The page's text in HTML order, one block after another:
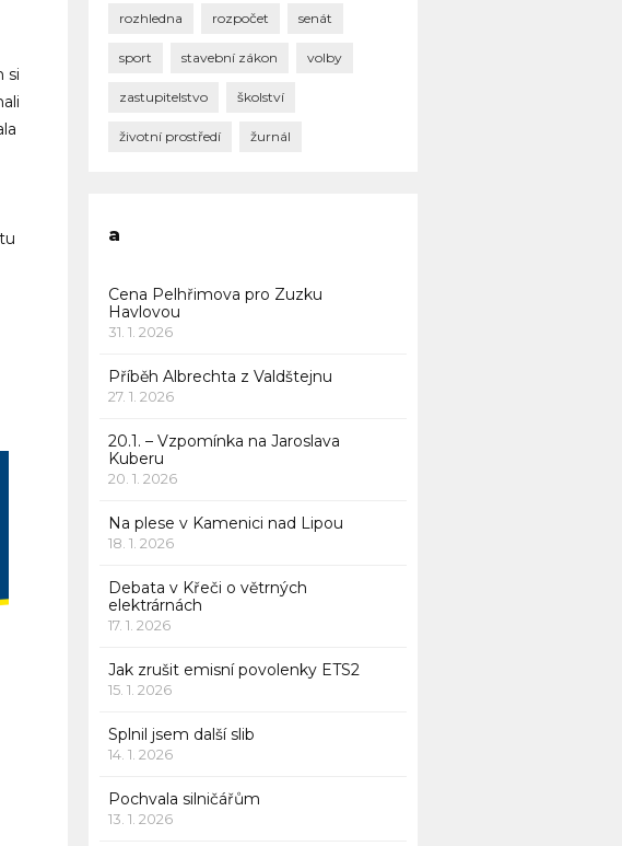
si
rozhledna rozpočet senát
sport stavební zákon volby
zastupitelstvo školství
životní prostředí žurnál
a
Cena Pelhřimova pro Zuzku
Havlovou
31. 1. 2026
Příběh Albrechta z Valdštejnu
27. 1. 2026
20.1. – Vzpomínka na Jaroslava
Kuberu
20. 1. 2026
Na plese v Kamenici nad Lipou
18. 1. 2026
Debata v Křeči o větrných
elektrárnách
17. 1. 2026
Jak zrušit emisní povolenky ETS2
15. 1. 2026
Splnil jsem další slib
14. 1. 2026
Pochvala silničářům
13. 1. 2026